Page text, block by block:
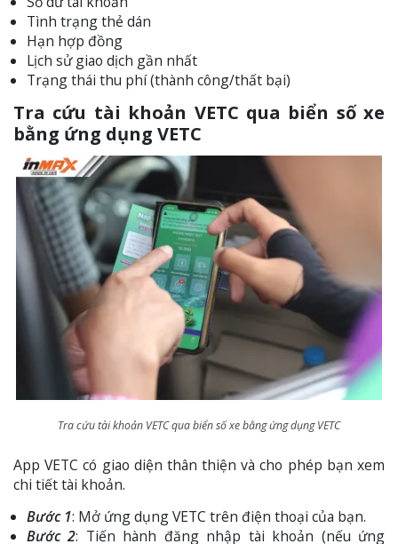
Tình trạng thẻ dán
Hạn hợp đồng
Lịch sử giao dịch gần nhất
Trạng thái thu phí (thành công/thất bại)
Tra cứu tài khoản VETC qua biển số xe
bằng ứng dụng VETC
Tra cứu tài khoản VETC qua biển số xe bằng ứng dụng VETC
App VETC có giao diện thân thiện và cho phép bạn xem
chi tiết tài khoản.
Bước 1: Mở ứng dụng VETC trên điện thoại của bạn.
Bước 2: Tiến hành đăng nhập tài khoản (nếu ứng